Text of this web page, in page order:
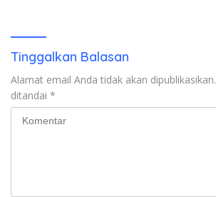
Tinggalkan Balasan
Alamat email Anda tidak akan dipublikasikan.
ditandai *